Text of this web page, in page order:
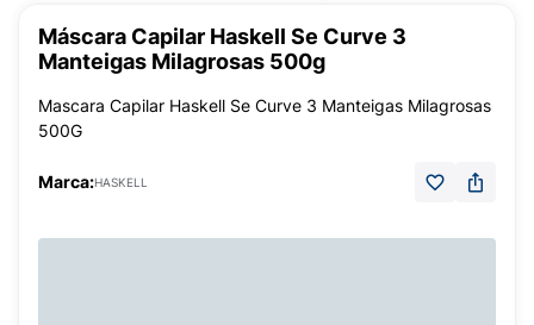
Máscara Capilar Haskell Se Curve 3
Manteigas Milagrosas 500g
Mascara Capilar Haskell Se Curve 3 Manteigas Milagrosas
500G
Marca:HASKELL